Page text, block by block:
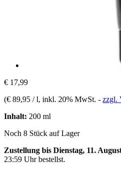
€ 17,99
(€ 89,95 / l, inkl. 20% MwSt. - zzgl.
Inhalt: 200 ml
Noch 8 Stück auf Lager
Zustellung bis Dienstag, 11.
23:59 Uhrbestellst.